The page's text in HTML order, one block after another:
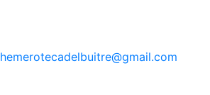
hemerotecadelbuitre@gmail.com